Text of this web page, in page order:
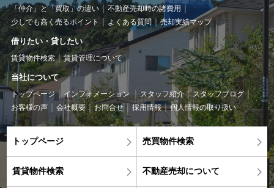
「仲介」と「買取」の違い
不動産売却時の諸費用
少しでも高く売るポイント
よくある質問 売却実績マップ
借りたい・貸したい
賃貸物件検索 賃貸管理について
当社について
トップページ インフォメーション スタッフ紹介
スタッフブログ
お客様の声
会社概要 お問合せ 採用情報 個人情報の取り扱い
トップページ 売買物件検索
賃貸物件検索 不動産売却について